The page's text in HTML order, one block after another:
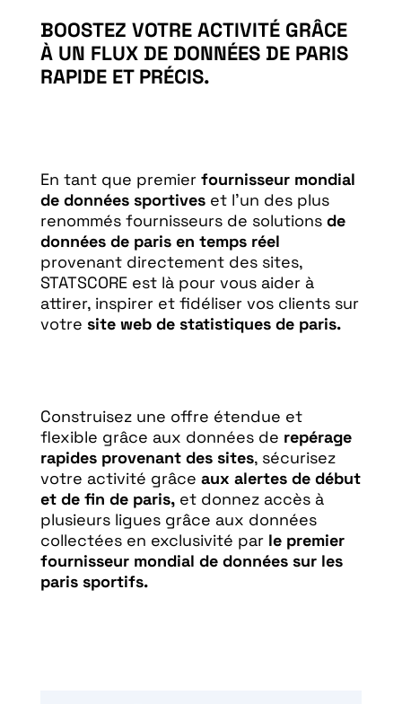
BOOSTEZ VOTRE ACTIVITÉ GRÂCE
À UN FLUX DE DONNÉES DE PARIS
RAPIDE ET PRÉCIS.
En tant que premier fournisseur mondial
de données sportiveset l’un des plus
renommés fournisseurs de solutions de
données de paris en temps réel
provenant directement des sites,
STATSCORE est là pour vous aider à
attirer, inspirer et fidéliser vos clients sur
votre site web de statistiques de paris.
Construisez une offre étendue et
flexible grâce aux données de repérage
rapides provenant des sites, sécurisez
votre activité grâce aux alertes de début
et de fin de paris,et donnez accès à
plusieurs ligues grâce aux données
collectées en exclusivité par le premier
fournisseur mondial de données sur les
paris sportifs.